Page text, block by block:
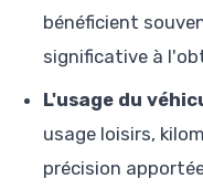
bénéficient
significative à
L'usage du
usage loisirs,
précision